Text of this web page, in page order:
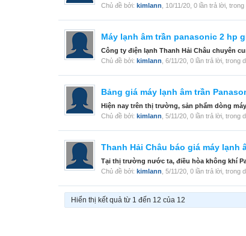
Chủ đề bởi: kimlann 10/11/20 , 0 lần trả lời,
Máy lạnh âm trần panasonic 2 hp
Công ty điện lạnh Thanh Hải Châu chuyên
Chủ đề bởi: kimlann 6/11/20 , 0 lần trả lời, trong
Bảng giá máy lạnh âm trần
Hiện nay trên thị trường, sản phẩm dòng
Chủ đề bởi: kimlann 5/11/20 , 0 lần trả lời, trong
Thanh Hải Châu báo giá máy lạnh
Tại thị trường nước ta, điều hòa không khí
Chủ đề bởi: kimlann 5/11/20 , 0 lần trả lời, trong
Hiển thị kết quả từ 1 đến 12 của 12